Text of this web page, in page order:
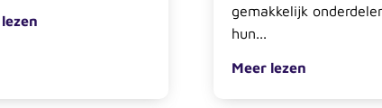
gemakkelijk
hun...
Meer lezen